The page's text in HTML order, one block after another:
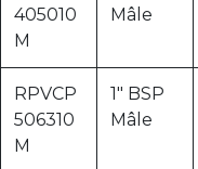
405010
M
Mâle
RPVCP
506310
M
1" BSP
Mâle